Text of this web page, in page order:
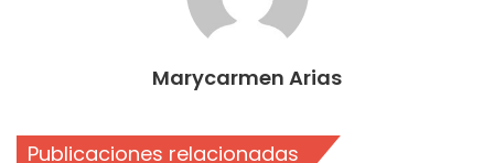
Marycarmen Arias
Publicaciones relacionadas